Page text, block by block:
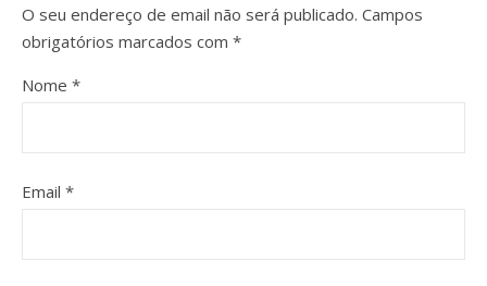
O seu endereço de email não será publicado. Campos
obrigatórios marcados com *
Nome *
Email *